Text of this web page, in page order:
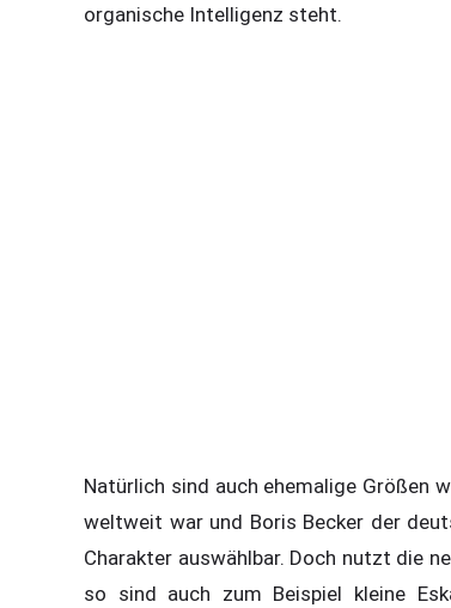
organische Intelligenz steht.
Natürlich sind auch ehemalige Größen
weltweit war und Boris Becker der
Charakter auswählbar. Doch nutzt die
so sind auch zum Beispiel kleine